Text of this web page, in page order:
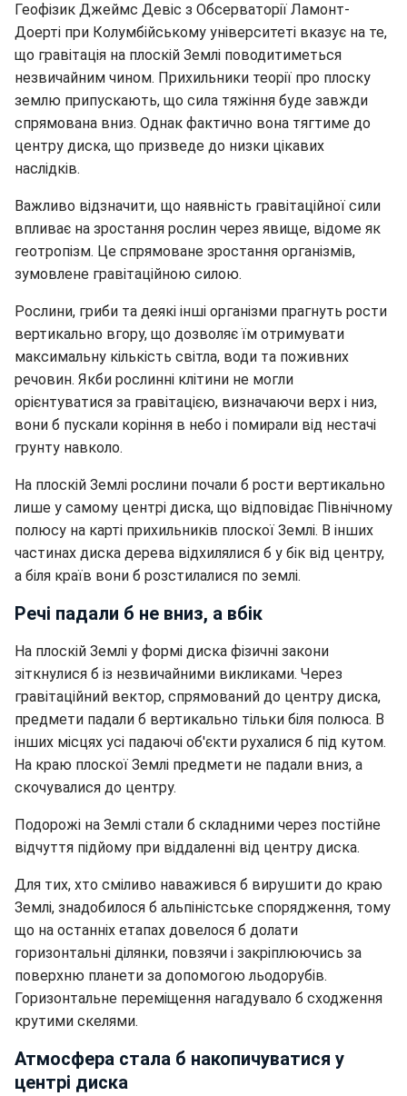
Геофізик Джеймс Девіс з Обсерваторії Ламонт-
Доерті при Колумбійському університеті вказує на те,
що гравітація на плоскій Землі поводитиметься
незвичайним чином. Прихильники теорії про плоску
землю припускають, що сила тяжіння буде завжди
спрямована вниз. Однак фактично вона тягтиме до
центру диска, що призведе до низки цікавих
наслідків.
Важливо відзначити, що наявність гравітаційної сили
впливає на зростання рослин через явище, відоме як
геотропізм. Це спрямоване зростання організмів,
зумовлене гравітаційною силою.
Рослини, гриби та деякі інші організми прагнуть рости
вертикально вгору, що дозволяє їм отримувати
максимальну кількість світла, води та поживних
речовин. Якби рослинні клітини не могли
орієнтуватися за гравітацією, визначаючи верх і низ,
вони б пускали коріння в небо і помирали від нестачі
грунту навколо.
На плоскій Землі рослини почали б рости вертикально
лише у самому центрі диска, що відповідає Північному
полюсу на карті прихильників плоскої Землі. В інших
частинах диска дерева відхилялися б у бік від центру,
а біля країв вони б розстилалися по землі.
Речі падали б не вниз, а вбік
На плоскій Землі у формі диска фізичні закони
зіткнулися б із незвичайними викликами. Через
гравітаційний вектор, спрямований до центру диска,
предмети падали б вертикально тільки біля полюса. В
інших місцях усі падаючі об'єкти рухалися б під кутом.
На краю плоскої Землі предмети не падали вниз, а
скочувалися до центру.
Подорожі на Землі стали б складними через постійне
відчуття підйому при віддаленні від центру диска.
Для тих, хто сміливо наважився б вирушити до краю
Землі, знадобилося б альпіністське спорядження, тому
що на останніх етапах довелося б долати
горизонтальні ділянки, повзячи і закріплюючись за
поверхню планети за допомогою льодорубів.
Горизонтальне переміщення нагадувало б сходження
крутими скелями.
Атмосфера стала б накопичуватися у
центрі диска